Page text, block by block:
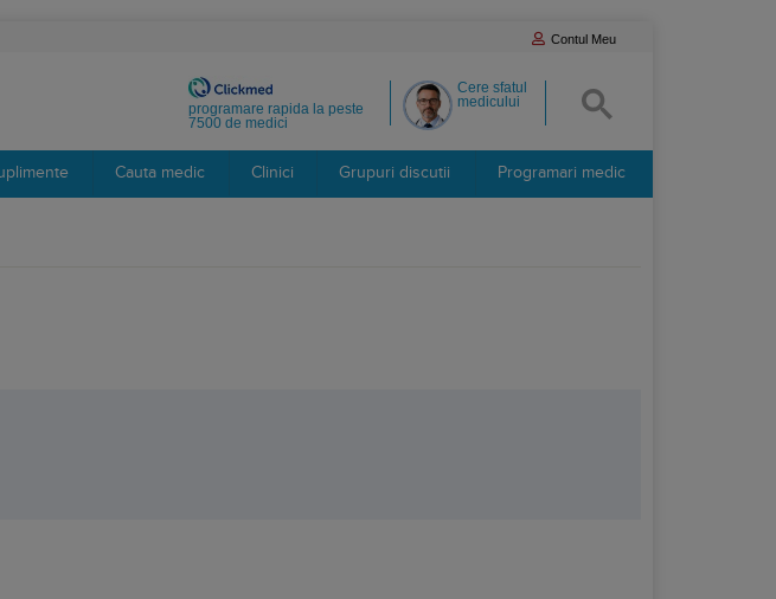
Contul Meu
Cere sfatul
medicului
programare rapida la peste
7500 de medici
Cauta medic Clinici Grupuri discutii Programari medic